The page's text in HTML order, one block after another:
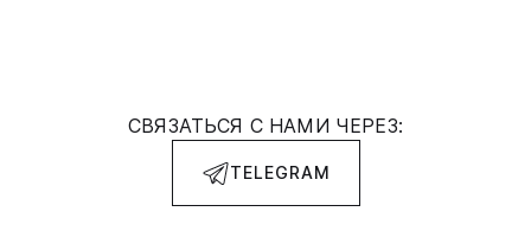
СВЯЗАТЬСЯ С НАМИ ЧЕРЕЗ:
TELEGRAM